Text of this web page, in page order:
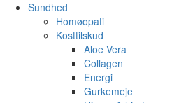
Sundhed
Homøopati
Kosttilskud
Aloe Vera
Collagen
Energi
Gurkemeje